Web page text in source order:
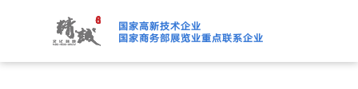
91桃色APP下载免费版,91